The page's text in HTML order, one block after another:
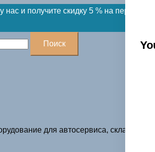
нас и получите скидку 5 % на первый
Поиск
для автосервиса, склада и